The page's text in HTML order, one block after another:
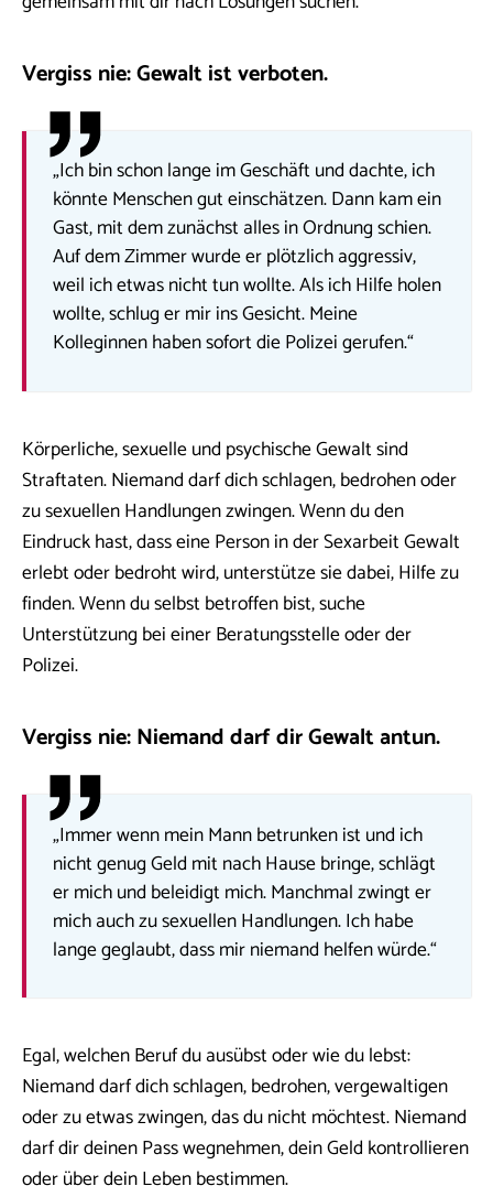
Vergiss nie: Gewalt ist verboten.
„Ich bin schon lange im Geschäft und dachte, ich
könnte Menschen gut einschätzen. Dann kam ein
Gast, mit dem zunächst alles in Ordnung schien.
Auf dem Zimmer wurde er plötzlich aggressiv,
weil ich etwas nicht tun wollte. Als ich Hilfe holen
wollte, schlug er mir ins Gesicht. Meine
Kolleginnen haben sofort die Polizei gerufen.“
Körperliche, sexuelle und psychische Gewalt sind
Straftaten. Niemand darf dich schlagen, bedrohen oder
zu sexuellen Handlungen zwingen. Wenn du den
Eindruck hast, dass eine Person in der Sexarbeit Gewalt
erlebt oder bedroht wird, unterstütze sie dabei, Hilfe zu
finden. Wenn du selbst betroffen bist, suche
Unterstützung bei einer Beratungsstelle oder der
Polizei.
Vergiss nie: Niemand darf dir Gewalt antun.
„Immer wenn mein Mann betrunken ist und ich
nicht genug Geld mit nach Hause bringe, schlägt
er mich und beleidigt mich. Manchmal zwingt er
mich auch zu sexuellen Handlungen. Ich habe
lange geglaubt, dass mir niemand helfen würde.“
Egal, welchen Beruf du ausübst oder wie du lebst:
Niemand darf dich schlagen, bedrohen, vergewaltigen
oder zu etwas zwingen, das du nicht möchtest. Niemand
darf dir deinen Pass wegnehmen, dein Geld kontrollieren
oder über dein Leben bestimmen.